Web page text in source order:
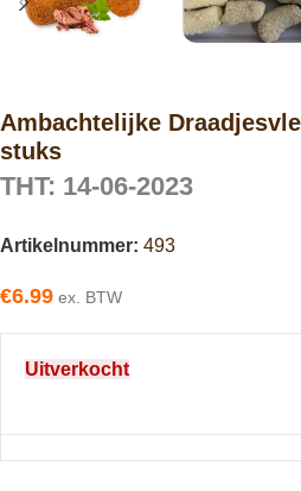
Ambachtelijke
stuks
THT: 14-06-2023
Artikelnummer: 493
€6.99 ex. BTW
Uitverkocht